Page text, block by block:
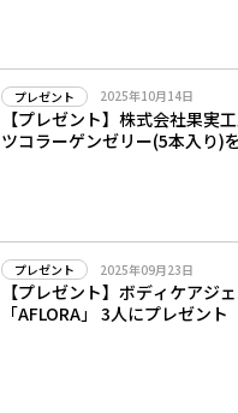
プレゼント 2025年10月14日
【プレゼント】株式会社果実
ツコラーゲンゼリー(5本入り)
プレゼント 2025年09月23日
【プレゼント】ボディケアジ
「AFLORA」 3人にプレゼント